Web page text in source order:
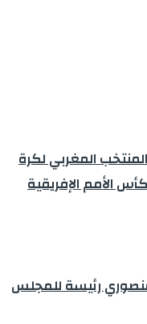
المغربي لكرة
الأمم الإفريقية
رئيسة للمجلس